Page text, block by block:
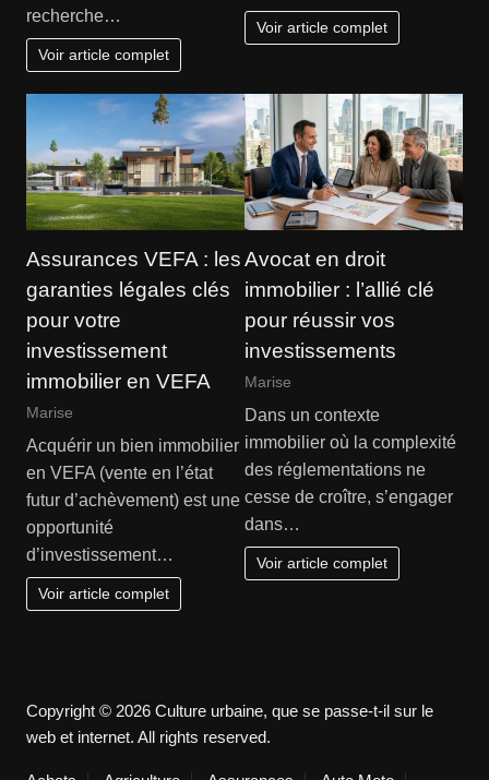
recherche…
Voir article complet
Voir article complet
Assurances VEFA : les
garanties légales clés
pour votre
investissement
immobilier en VEFA
Marise
Acquérir un bien immobilier
en VEFA (vente en l’état
futur d’achèvement) est une
opportunité
d’investissement…
Voir article complet
Avocat en droit
immobilier : l’allié clé
pour réussir vos
investissements
Marise
Dans un contexte
immobilier où la complexité
des réglementations ne
cesse de croître, s’engager
dans…
Voir article complet
Copyright © 2026 Culture urbaine, que se passe-t-il sur le
web et internet. All rights reserved.